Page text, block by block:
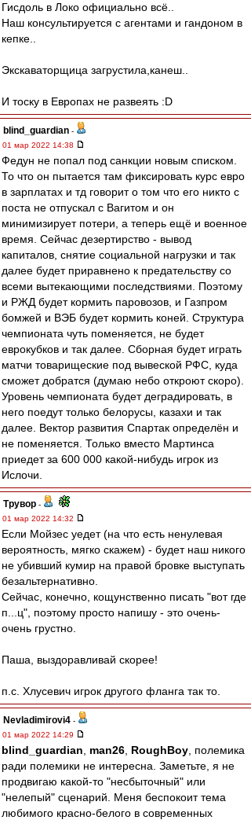
Гисдоль в Локо официально всё..
Наш консультируется с агентами и гандоном в
кепке..
Экскаваторщица загрустила,канеш..
И тоску в Европах не развеять :D
blind_guardian -
01 мар 2022 14:38
Федун не попал под санкции новым списком.
То что он пытается там фиксировать курс евро
в зарплатах и тд говорит о том что его никто с
поста не отпускал с Вагитом и он
минимизирует потери, а теперь ещё и военное
время. Сейчас дезертирство - вывод
капиталов, снятие социальной нагрузки и так
далее будет приравнено к предательству со
всеми вытекающими последствиями. Поэтому
и РЖД будет кормить паровозов, и Газпром
бомжей и ВЭБ будет кормить коней. Структура
чемпионата чуть поменяется, не будет
еврокубков и так далее. Сборная будет играть
матчи товарищеские под вывеской РФС, куда
сможет добратся (думаю небо откроют скоро).
Уровень чемпионата будет деградировать, в
него поедут только белорусы, казахи и так
далее. Вектор развития Спартак определён и
не поменяется. Только вместо Мартинса
приедет за 600 000 какой-нибудь игрок из
Ислочи.
Трувор -
01 мар 2022 14:32
Если Мойзес уедет (на что есть ненулевая
вероятность, мягко скажем) - будет наш никого
не убивший кумир на правой бровке выступать
безальтернативно.
Сейчас, конечно, кощунственно писать "вот где
п...ц", поэтому просто напишу - это очень-
очень грустно.
Паша, выздоравливай скорее!
п.с. Хлусевич игрок другого фланга так то.
Nevladimirovi4 -
01 мар 2022 14:29
blind_guardian man26 RoughBoy , полемика
ради полемики не интересна. Заметьте, я не
продвигаю какой-то "несбыточный" или
"нелепый" сценарий. Меня беспокоит тема
любимого красно-белого в современных